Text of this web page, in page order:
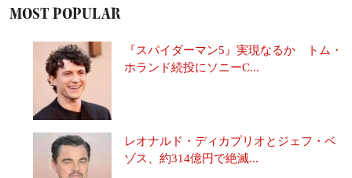
MOST POPULAR
『スパイダーマン5』実現なるか トム・
ホランド続投にソニーC...
レオナルド・ディカプリオとジェフ・ベ
ゾス、約314億円で絶滅...